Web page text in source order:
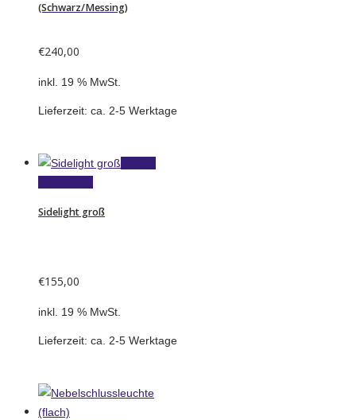
(Schwarz/Messing)
€240,00
inkl. 19 % MwSt.
Lieferzeit: ca. 2-5 Werktage
Sidelight groß
€155,00
inkl. 19 % MwSt.
Lieferzeit: ca. 2-5 Werktage